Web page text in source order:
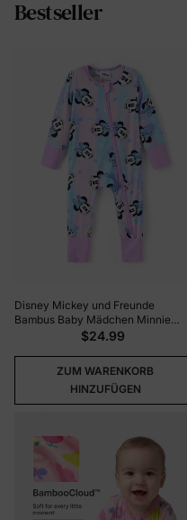
Bestseller
Disney Mickey und Freunde
Bambus Baby Mädchen Minnie
Bedruckter 2-Wege-Reißverschluss
$24.99
ZUM WARENKORB
HINZUFÜGEN